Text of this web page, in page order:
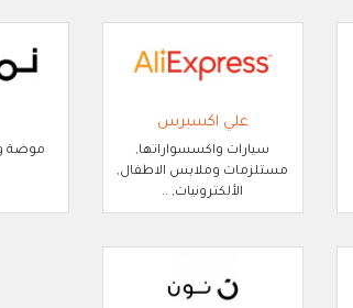
علي اكسبرس
سيارات واكسسواراتها,
مستلزمات وملابس الاطفال,
الألكترونيات, ..
موضة